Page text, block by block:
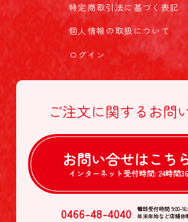
特定商取引法に基づく表記
個人情報の取扱について
ログイン
ご注文に関する お問
お問い合せはこち
インターネット受付時間: 24時間
0466-48-4040
電話受付時間 9:00-
年末年始など店舗休